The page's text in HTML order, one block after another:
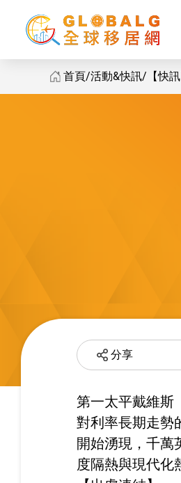
首頁 活動&快訊
【快
分享
第一太平戴維斯
對利率長期走勢
開始湧現，千萬
度隔熱與現代化